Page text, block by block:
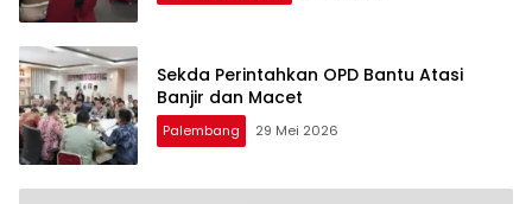
Sekda Perintahkan OPD Bantu Atasi
Banjir dan Macet
Palembang 29 Mei 2026